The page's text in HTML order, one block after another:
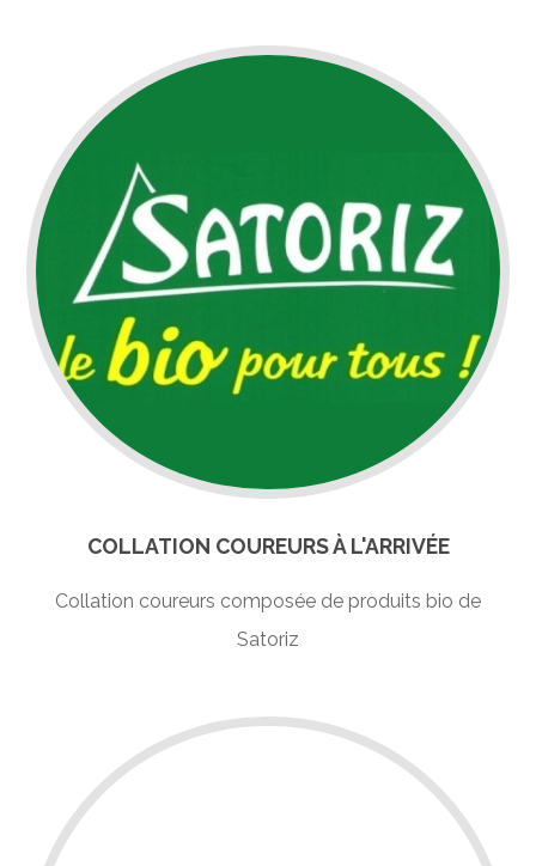
COLLATION COUREURS À L'ARRIVÉE
Collation coureurs composée de produits bio de
Satoriz